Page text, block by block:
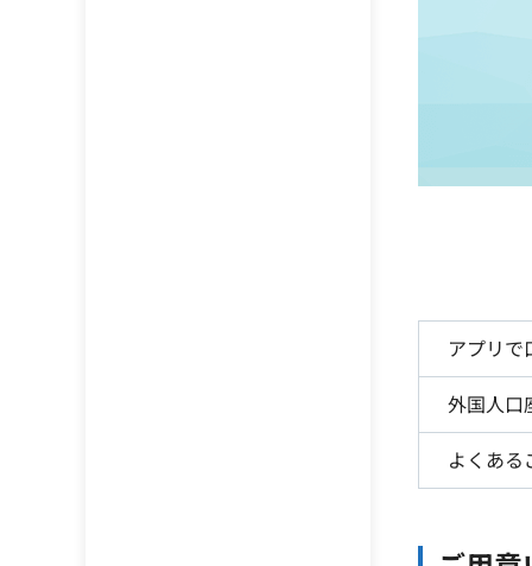
アプリで
外国人口
よくある